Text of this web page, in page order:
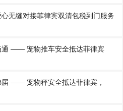
无缝对接菲律宾双清包税到门服务
通 —— 宠物推车安全抵达菲律宾
—— 宠物秤安全抵达菲律宾，